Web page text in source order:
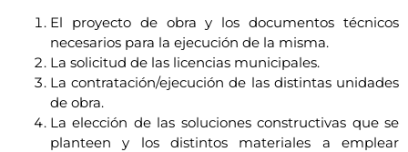
El proyecto de obra y los documentos técnicos
necesarios para la ejecución de la misma.
La solicitud de las licencias municipales.
La contratación/ejecución de las distintas unidades
de obra.
La elección de las soluciones constructivas que se
planteen y los distintos materiales a emplear